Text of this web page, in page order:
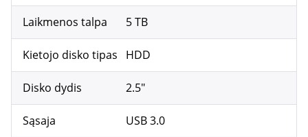
Laikmenos talpa 5 TB
Kietojo disko tipas HDD
Disko dydis 2.5"
Sąsaja USB 3.0